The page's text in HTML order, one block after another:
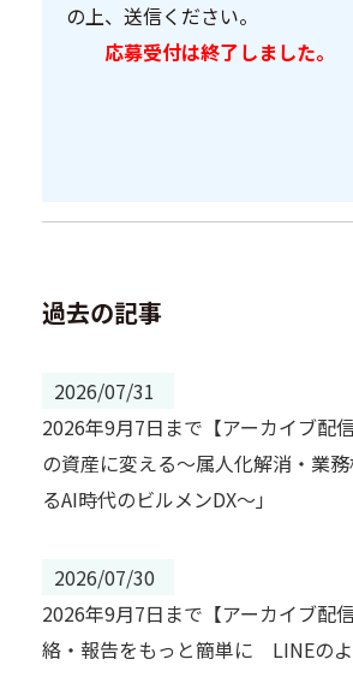
の上、送信ください。
応募受付は終了しました。
過去の記事
2026/07/31
2026年9月7日まで【アーカイブ配
の資産に変える～属人化解消・業
るAI時代のビルメンDX～」
2026/07/30
2026年9月7日まで【アーカイブ配
絡・報告をもっと簡単に LINEの